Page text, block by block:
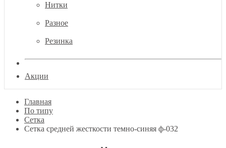
Нитки
Разное
Резинка
Акции
Главная
По типу
Сетка
Сетка средней жесткости темно-синяя ф-032